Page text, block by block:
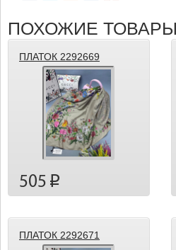
ПОХОЖИЕ ТОВАРЫ
ПЛАТОК 2292669
505 p
ПЛАТОК 2292671